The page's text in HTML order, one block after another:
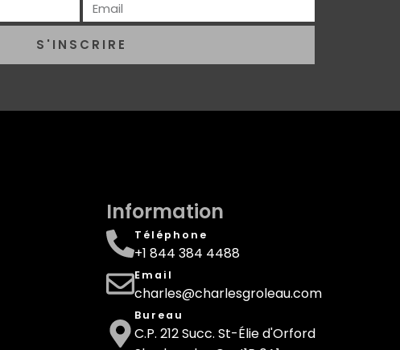
S'INSCRIRE
Information
Téléphone
+1 844 384 4488
Email
charles@charlesgroleau.com
Bureau
C.P. 212 Succ. St-Élie d'Orford